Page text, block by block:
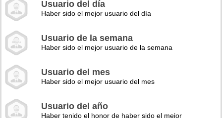
Usuario del día
Haber sido el mejor usuario del día
Usuario de la semana
Haber sido el mejor usuario de la semana
Usuario del mes
Haber sido el mejor usuario del mes
Usuario del año
Haber tenido el honor de haber sido el mejor